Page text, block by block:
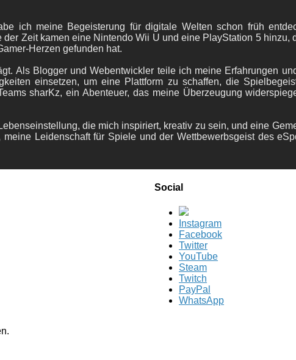
ich meine Begeisterung für digitale Welten schon früh
Zeit kamen eine Nintendo Wii U und eine PlayStation 5
Herzen gefunden hat.
Als Blogger und Webentwickler teile ich meine Erfahrungen
einsetzen, um eine Plattform zu schaffen, die
sharKz, ein Abenteuer, das meine Überzeugung
die mich inspiriert, kreativ zu sein, und eine
Leidenschaft für Spiele und der Wettbewerbsgeist des
Social
Instagram
Facebook
Twitter
YouTube
Steam
Twitch
PayPal
WhatsApp